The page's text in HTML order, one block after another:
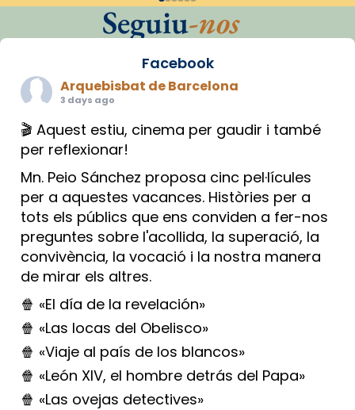
Seguiu-nos
Facebook
Arquebisbat de Barcelona
3 days ago
🎬 Aquest estiu, cinema per gaudir i també
per reflexionar!
Mn. Peio Sánchez proposa cinc pel·lícules
per a aquestes vacances. Històries per a
tots els públics que ens conviden a fer-nos
preguntes sobre l'acollida, la superació, la
convivència, la vocació i la nostra manera
de mirar els altres.
🍿 «El día de la revelación»
🍿 «Las locas del Obelisco»
🍿 «Viaje al país de los blancos»
🍿 «León XIV, el hombre detrás del Papa»
🍿 «Las ovejas detectives»